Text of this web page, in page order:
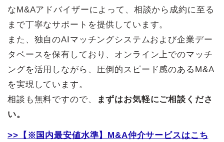
なM&Aアドバイザーによって、相談から成約に至る
まで丁寧なサポートを提供しています。
また、独自のAIマッチングシステムおよび企業デー
タベースを保有しており、オンライン上でのマッチ
ングを活用しながら、圧倒的スピード感のあるM&A
を実現しています。
相談も無料ですので、
まずはお気軽にご相談くださ
い。
>>【※国内最安値水準】M&A仲介サービスはこち